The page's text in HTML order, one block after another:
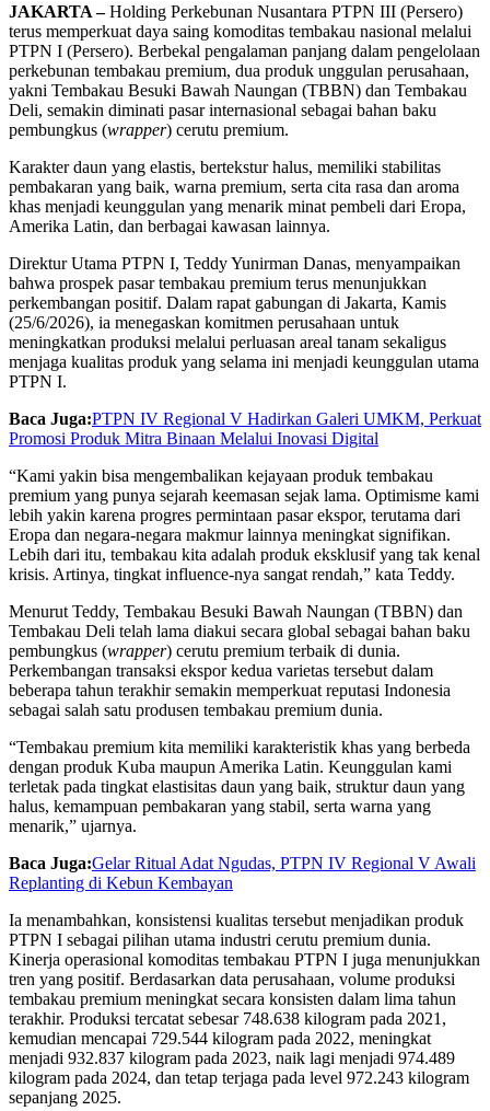
JAKARTA –Holding Perkebunan Nusantara PTPN III (Persero)
terus memperkuat daya saing komoditas tembakau nasional melalui
PTPN I (Persero). Berbekal pengalaman panjang dalam pengelolaan
perkebunan tembakau premium, dua produk unggulan perusahaan,
yakni Tembakau Besuki Bawah Naungan (TBBN) dan Tembakau
Deli, semakin diminati pasar internasional sebagai bahan baku
pembungkus (wrapper) cerutu premium.
Karakter daun yang elastis, bertekstur halus, memiliki stabilitas
pembakaran yang baik, warna premium, serta cita rasa dan aroma
khas menjadi keunggulan yang menarik minat pembeli dari Eropa,
Amerika Latin, dan berbagai kawasan lainnya.
Direktur Utama PTPN I, Teddy Yunirman Danas, menyampaikan
bahwa prospek pasar tembakau premium terus menunjukkan
perkembangan positif. Dalam rapat gabungan di Jakarta, Kamis
(25/6/2026), ia menegaskan komitmen perusahaan untuk
meningkatkan produksi melalui perluasan areal tanam sekaligus
menjaga kualitas produk yang selama ini menjadi keunggulan utama
PTPN I.
Baca Juga:PTPN IV Regional V Hadirkan Galeri UMKM, Perkuat
Promosi Produk Mitra Binaan Melalui Inovasi Digital
“Kami yakin bisa mengembalikan kejayaan produk tembakau
premium yang punya sejarah keemasan sejak lama. Optimisme kami
lebih yakin karena progres permintaan pasar ekspor, terutama dari
Eropa dan negara-negara makmur lainnya meningkat signifikan.
Lebih dari itu, tembakau kita adalah produk eksklusif yang tak kenal
krisis. Artinya, tingkat influence-nya sangat rendah,” kata Teddy.
Menurut Teddy, Tembakau Besuki Bawah Naungan (TBBN) dan
Tembakau Deli telah lama diakui secara global sebagai bahan baku
pembungkus (wrapper) cerutu premium terbaik di dunia.
Perkembangan transaksi ekspor kedua varietas tersebut dalam
beberapa tahun terakhir semakin memperkuat reputasi Indonesia
sebagai salah satu produsen tembakau premium dunia.
“Tembakau premium kita memiliki karakteristik khas yang berbeda
dengan produk Kuba maupun Amerika Latin. Keunggulan kami
terletak pada tingkat elastisitas daun yang baik, struktur daun yang
halus, kemampuan pembakaran yang stabil, serta warna yang
menarik,” ujarnya.
Baca Juga:Gelar Ritual Adat Ngudas, PTPN IV Regional V Awali
Replanting di Kebun Kembayan
Ia menambahkan, konsistensi kualitas tersebut menjadikan produk
PTPN I sebagai pilihan utama industri cerutu premium dunia.
Kinerja operasional komoditas tembakau PTPN I juga menunjukkan
tren yang positif. Berdasarkan data perusahaan, volume produksi
tembakau premium meningkat secara konsisten dalam lima tahun
terakhir. Produksi tercatat sebesar 748.638 kilogram pada 2021,
kemudian mencapai 729.544 kilogram pada 2022, meningkat
menjadi 932.837 kilogram pada 2023, naik lagi menjadi 974.489
kilogram pada 2024, dan tetap terjaga pada level 972.243 kilogram
sepanjang 2025.